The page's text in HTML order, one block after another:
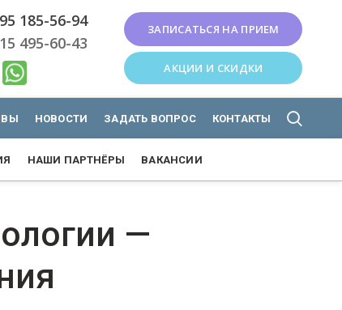
185-56-94
495-60-43
ЗАПИСАТЬСЯ НА ПРИЕМ
АКЦИИ И СКИДКИ
НОВОСТИ ЗАДАТЬ ВОПРОС КОНТАКТЫ
НАШИ ПАРТНЁРЫ ВАКАНСИИ
—